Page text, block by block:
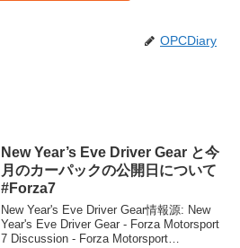
OPCDiary
New Year’s Eve Driver Gear と今
月のカーパックの公開日について
#Forza7
New Year's Eve Driver Gear情報源: New
Year's Eve Driver Gear - Forza Motorsport
7 Discussion - Forza Motorsport